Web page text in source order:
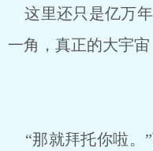
这里还只是亿万
一角，真正的大宇宙
“那就拜托你啦。”